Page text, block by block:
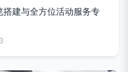
建与全方位活动服务专